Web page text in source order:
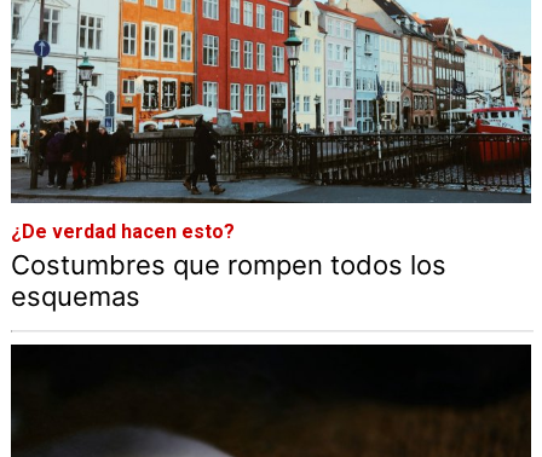
¿De verdad hacen esto?
Costumbres que rompen todos los
esquemas